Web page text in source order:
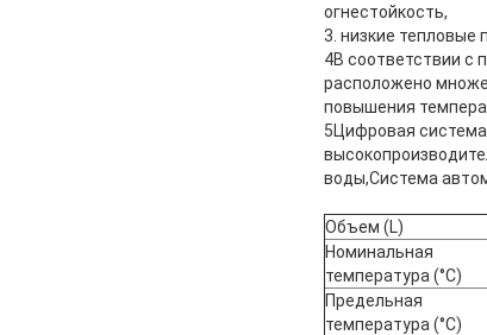
огнестойкость,
3. низкие тепловые
4В соответствии с
расположено
повышения
5Цифровая
воды,Система
Объем (L)
Номинальная
температура (°C)
Предельная
температура (°C)